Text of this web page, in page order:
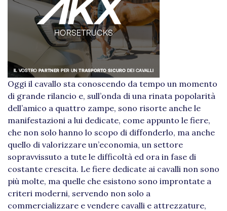
Oggi il cavallo sta conoscendo da tempo un momento
di grande rilancio e, sull’onda di una rinata popolarità
dell’amico a quattro zampe, sono risorte anche le
manifestazioni a lui dedicate, come appunto le fiere,
che non solo hanno lo scopo di diffonderlo, ma anche
quello di valorizzare un’economia, un settore
sopravvissuto a tute le difficoltà ed ora in fase di
costante crescita. Le fiere dedicate ai cavalli non sono
più molte, ma quelle che esistono sono improntate a
criteri moderni, servendo non solo a
commercializzare e vendere cavalli e attrezzature,